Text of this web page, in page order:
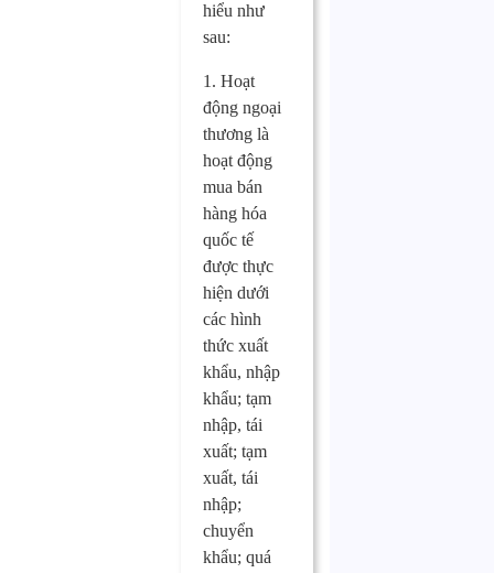
hiểu như
sau:
1. Hoạt
động ngoại
thương là
hoạt động
mua bán
hàng hóa
quốc tế
được thực
hiện dưới
các hình
thức xuất
khẩu, nhập
khẩu; tạm
nhập, tái
xuất; tạm
xuất, tái
nhập;
chuyển
khẩu; quá